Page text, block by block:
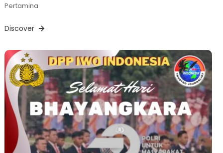
Pertamina
Discover